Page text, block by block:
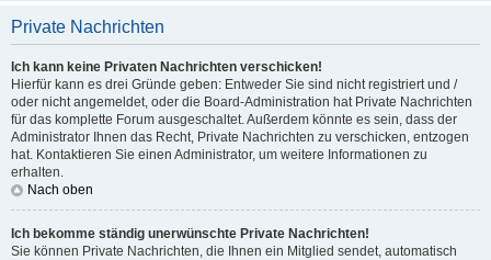
Private Nachrichten
Ich kann keine Privaten Nachrichten verschicken!
Hierfür kann es drei Gründe geben: Entweder Sie sind nicht registriert und /
oder nicht angemeldet, oder die Board-Administration hat Private Nachrichten
für das komplette Forum ausgeschaltet. Außerdem könnte es sein, dass der
Administrator Ihnen das Recht, Private Nachrichten zu verschicken, entzogen
hat. Kontaktieren Sie einen Administrator, um weitere Informationen zu
erhalten.
Nach oben
Ich bekomme ständig unerwünschte Private Nachrichten!
Sie können Private Nachrichten, die Ihnen ein Mitglied sendet, automatisch